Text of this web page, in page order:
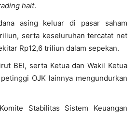
halt.
asing keluar di pasar saham
serta keseluruhan tercatat net
Rp12,6 triliun dalam sepekan.
BEI, serta Ketua dan Wakil Ketua
OJK lainnya mengundurkan
Stabilitas Sistem Keuangan